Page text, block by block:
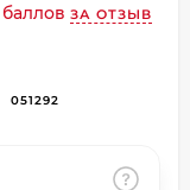
баллов ЗА ОТЗЫВ
051292